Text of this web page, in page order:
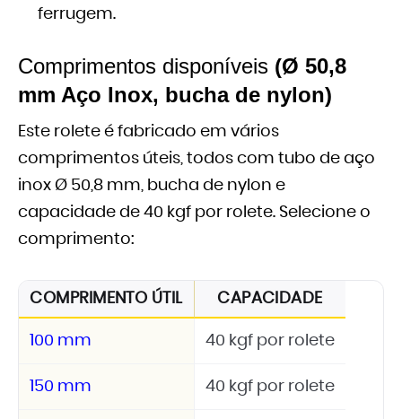
ferrugem.
Comprimentos disponíveis (Ø 50,8
mm Aço Inox, bucha de nylon)
Este rolete é fabricado em vários
comprimentos úteis, todos com tubo de aço
inox Ø 50,8 mm, bucha de nylon e
capacidade de 40 kgf por rolete. Selecione o
comprimento:
COMPRIMENTO ÚTIL CAPACIDADE
100 mm 40 kgf por rolete
150 mm 40 kgf por rolete